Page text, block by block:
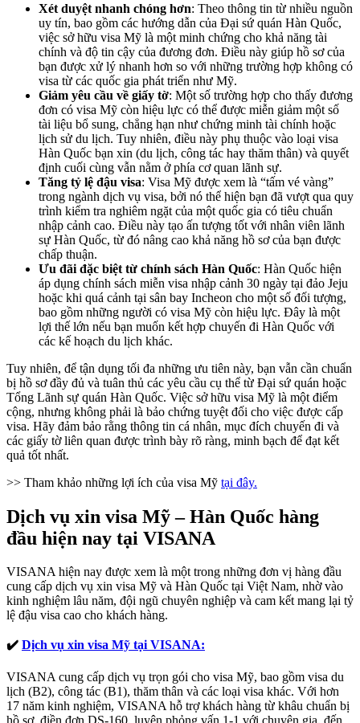
Xét duyệt nhanh chóng hơn: Theo thông tin từ nhiều nguồn
uy tín, bao gồm các hướng dẫn của Đại sứ quán Hàn Quốc,
việc sở hữu visa Mỹ là một minh chứng cho khả năng tài
chính và độ tin cậy của đương đơn. Điều này giúp hồ sơ của
bạn được xử lý nhanh hơn so với những trường hợp không có
visa từ các quốc gia phát triển như Mỹ.
Giảm yêu cầu về giấy tờ: Một số trường hợp cho thấy đương
đơn có visa Mỹ còn hiệu lực có thể được miễn giảm một số
tài liệu bổ sung, chẳng hạn như chứng minh tài chính hoặc
lịch sử du lịch. Tuy nhiên, điều này phụ thuộc vào loại visa
Hàn Quốc bạn xin (du lịch, công tác hay thăm thân) và quyết
định cuối cùng vẫn nằm ở phía cơ quan lãnh sự.
Tăng tỷ lệ đậu visa: Visa Mỹ được xem là “tấm vé vàng”
trong ngành dịch vụ visa, bởi nó thể hiện bạn đã vượt qua quy
trình kiểm tra nghiêm ngặt của một quốc gia có tiêu chuẩn
nhập cảnh cao. Điều này tạo ấn tượng tốt với nhân viên lãnh
sự Hàn Quốc, từ đó nâng cao khả năng hồ sơ của bạn được
chấp thuận.
Ưu đãi đặc biệt từ chính sách Hàn Quốc: Hàn Quốc hiện
áp dụng chính sách miễn visa nhập cảnh 30 ngày tại đảo Jeju
hoặc khi quá cảnh tại sân bay Incheon cho một số đối tượng,
bao gồm những người có visa Mỹ còn hiệu lực. Đây là một
lợi thế lớn nếu bạn muốn kết hợp chuyến đi Hàn Quốc với
các kế hoạch du lịch khác.
Tuy nhiên, để tận dụng tối đa những ưu tiên này, bạn vẫn cần chuẩn
bị hồ sơ đầy đủ và tuân thủ các yêu cầu cụ thể từ Đại sứ quán hoặc
Tổng Lãnh sự quán Hàn Quốc. Việc sở hữu visa Mỹ là một điểm
cộng, nhưng không phải là bảo chứng tuyệt đối cho việc được cấp
visa. Hãy đảm bảo rằng thông tin cá nhân, mục đích chuyến đi và
các giấy tờ liên quan được trình bày rõ ràng, minh bạch để đạt kết
quả tốt nhất.
>> Tham khảo những lợi ích của visa Mỹ tại đây.
Dịch vụ xin visa Mỹ – Hàn Quốc hàng
đầu hiện nay tại VISANA
VISANA hiện nay được xem là một trong những đơn vị hàng đầu
cung cấp dịch vụ xin visa Mỹ và Hàn Quốc tại Việt Nam, nhờ vào
kinh nghiệm lâu năm, đội ngũ chuyên nghiệp và cam kết mang lại tỷ
lệ đậu visa cao cho khách hàng.
✔️ Dịch vụ xin visa Mỹ tại VISANA:
VISANA cung cấp dịch vụ trọn gói cho visa Mỹ, bao gồm visa du
lịch (B2), công tác (B1), thăm thân và các loại visa khác. Với hơn
17 năm kinh nghiệm, VISANA hỗ trợ khách hàng từ khâu chuẩn bị